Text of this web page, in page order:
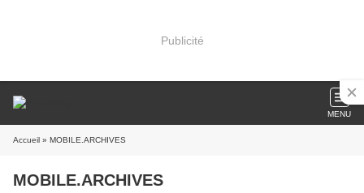
Publicité
MENU
Accueil » MOBILE.ARCHIVES
MOBILE.ARCHIVES